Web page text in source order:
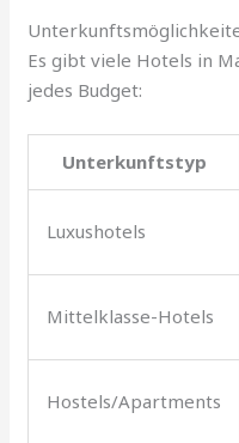
Es gibt viele Hotels in
jedes Budget:
Unterkunftstyp
Luxushotels
Mittelklasse-Hotels
Hostels/Apartments